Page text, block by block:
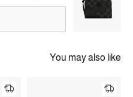
مزيد من التخفيضات
You may also like